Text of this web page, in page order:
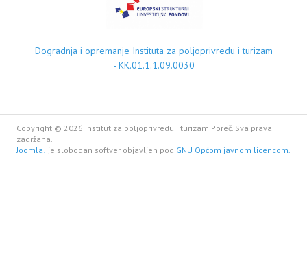
Dogradnja i opremanje Instituta za poljoprivredu i turizam
- KK.01.1.1.09.0030
Copyright © 2026 Institut za poljoprivredu i turizam Poreč. Sva prava
zadržana.
Joomla! je slobodan softver objavljen pod GNU Općom javnom licencom.